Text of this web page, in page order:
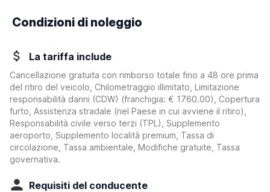
Condizioni di noleggio
La tariffa include
Cancellazione gratuita con rimborso totale fino a 48 ore prima
del ritiro del veicolo, Chilometraggio illimitato, Limitazione
responsabilità danni (CDW) (franchigia: € 1760.00)
, Copertura
furto, Assistenza stradale (nel Paese in cui avviene il ritiro),
Responsabilità civile verso terzi (TPL), Supplemento
aeroporto, Supplemento località premium, Tassa di
circolazione, Tassa ambientale, Modifiche gratuite, Tassa
governativa.
Requisiti del conducente